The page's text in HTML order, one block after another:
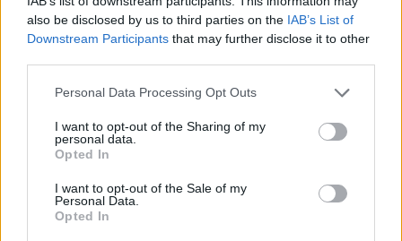
also be disclosed by us to third parties on the IAB’s List of
Downstream Participants that may further disclose it to other
Personal Data Processing Opt Outs
I want to opt-out of the Sharing of my
personal data.
Opted In
I want to opt-out of the Sale of my
Personal Data.
Opted In
equipadas com sistema híbrido leve (48V) e três híbridos
plug-in, com potências entre os 197 CV do GLC 220d
proporciona uma autonomia elétrica de até 120
quilómetros.
Mercedes-Benz GLC Coupé